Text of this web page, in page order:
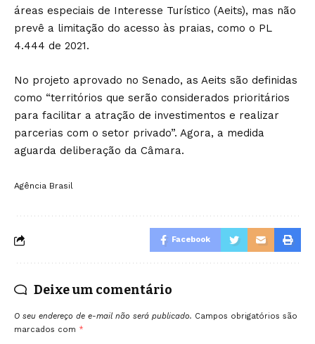
áreas especiais de Interesse Turístico (Aeits), mas não
prevê a limitação do acesso às praias, como o PL
4.444 de 2021.
No projeto aprovado no Senado, as Aeits são definidas
como “territórios que serão considerados prioritários
para facilitar a atração de investimentos e realizar
parcerias com o setor privado”. Agora, a medida
aguarda deliberação da Câmara.
Agência Brasil
Facebook
Deixe um comentário
O seu endereço de e-mail não será publicado. Campos obrigatórios são
marcados com *